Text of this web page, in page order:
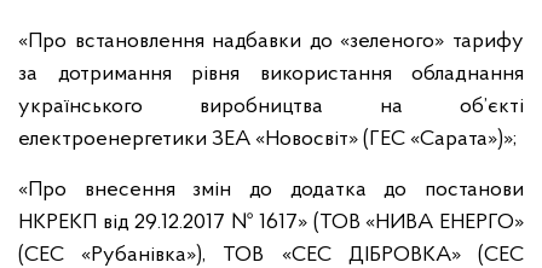
«Про встановлення надбавки до «зеленого» тарифу
за дотримання рівня використання обладнання
українського виробництва на об’єкті
електроенергетики ЗЕА «Новосвіт» (ГЕС «Сарата»)»;
«Про внесення змін до додатка до постанови
НКРЕКП від 29.12.2017 № 1617» (ТОВ «НИВА ЕНЕРГО»
(СЕС «Рубанівка»), ТОВ «СЕС ДІБРОВКА» (СЕС